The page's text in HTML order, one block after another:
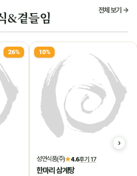
&곁들임 전체 보기 →
26% 10%
성연식품(주)★4.6후기 17
한마리 삼계탕